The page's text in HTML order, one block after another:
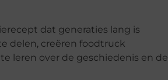
dat generaties lang is
delen, creëren foodtruck
leren over de geschiedenis en de